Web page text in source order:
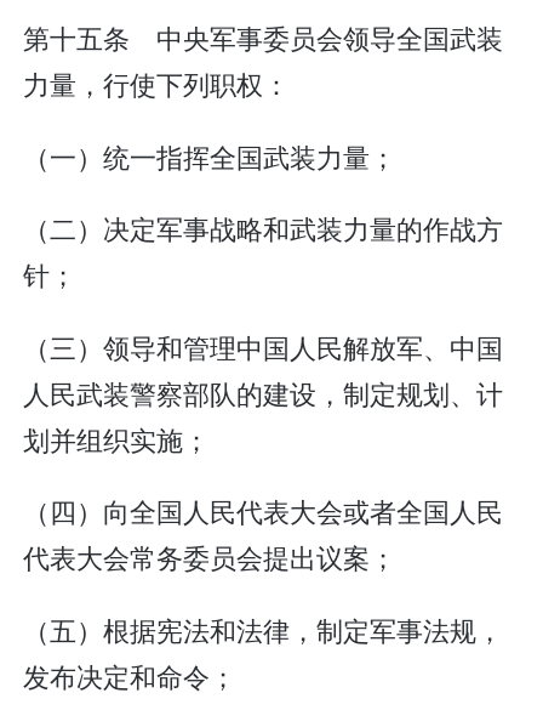
第十五条 中央军事委员会领导全国武装
力量，行使下列职权：
（一）统一指挥全国武装力量；
（二）决定军事战略和武装力量的作战方
针；
（三）领导和管理中国人民解放军、中国
人民武装警察部队的建设，制定规划、计
划并组织实施；
（四）向全国人民代表大会或者全国人民
代表大会常务委员会提出议案；
（五）根据宪法和法律，制定军事法规，
发布决定和命令；